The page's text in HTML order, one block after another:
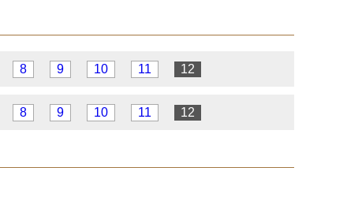
8 9 10 11 12
8 9 10 11 12